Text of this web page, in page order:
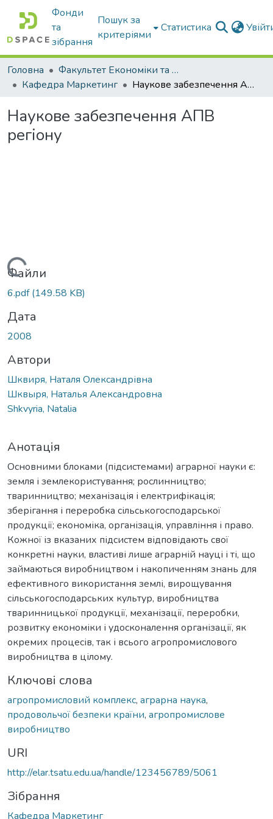
Фонди
та
зібрання
Пошук за
критеріями
Статистика
Головна
Факультет Економіки та бізнесу
Кафедра Маркетинг
Наукове забезпечення АПВ регіону
Наукове забезпечення АПВ
регіону
Вантажиться...
Файли
6.pdf(149.58 KB)
Дата
2008
Автори
Шквиря, Наталя Олександрівна
Шквыря, Наталья Александровна
Shkvyria, Natalia
Анотація
Основними блоками (підсистемами) аграрної науки є:
земля і землекористування; рослинництво;
тваринництво; механізація і електрифікація;
зберігання і переробка сільськогосподарської
продукції; економіка, організація, управління і право.
Кожної із вказаних підсистем відповідають свої
конкретні науки, властиві лише аграрній науці і ті, що
займаються виробництвом і накопиченням знань для
ефективного використання землі, вирощування
сільськогосподарських культур, виробництва
тваринницької продукції, механізації, переробки,
розвитку економіки і удосконалення організації, як
окремих процесів, так і всього агропромислового
виробництва в цілому.
Ключові слова
агропромисловий комплекс, аграрна наука,
продовольчої безпеки країни, агропромислове
виробництво
URI
http://elar.tsatu.edu.ua/handle/123456789/5061
Зібрання
Кафедра Маркетинг